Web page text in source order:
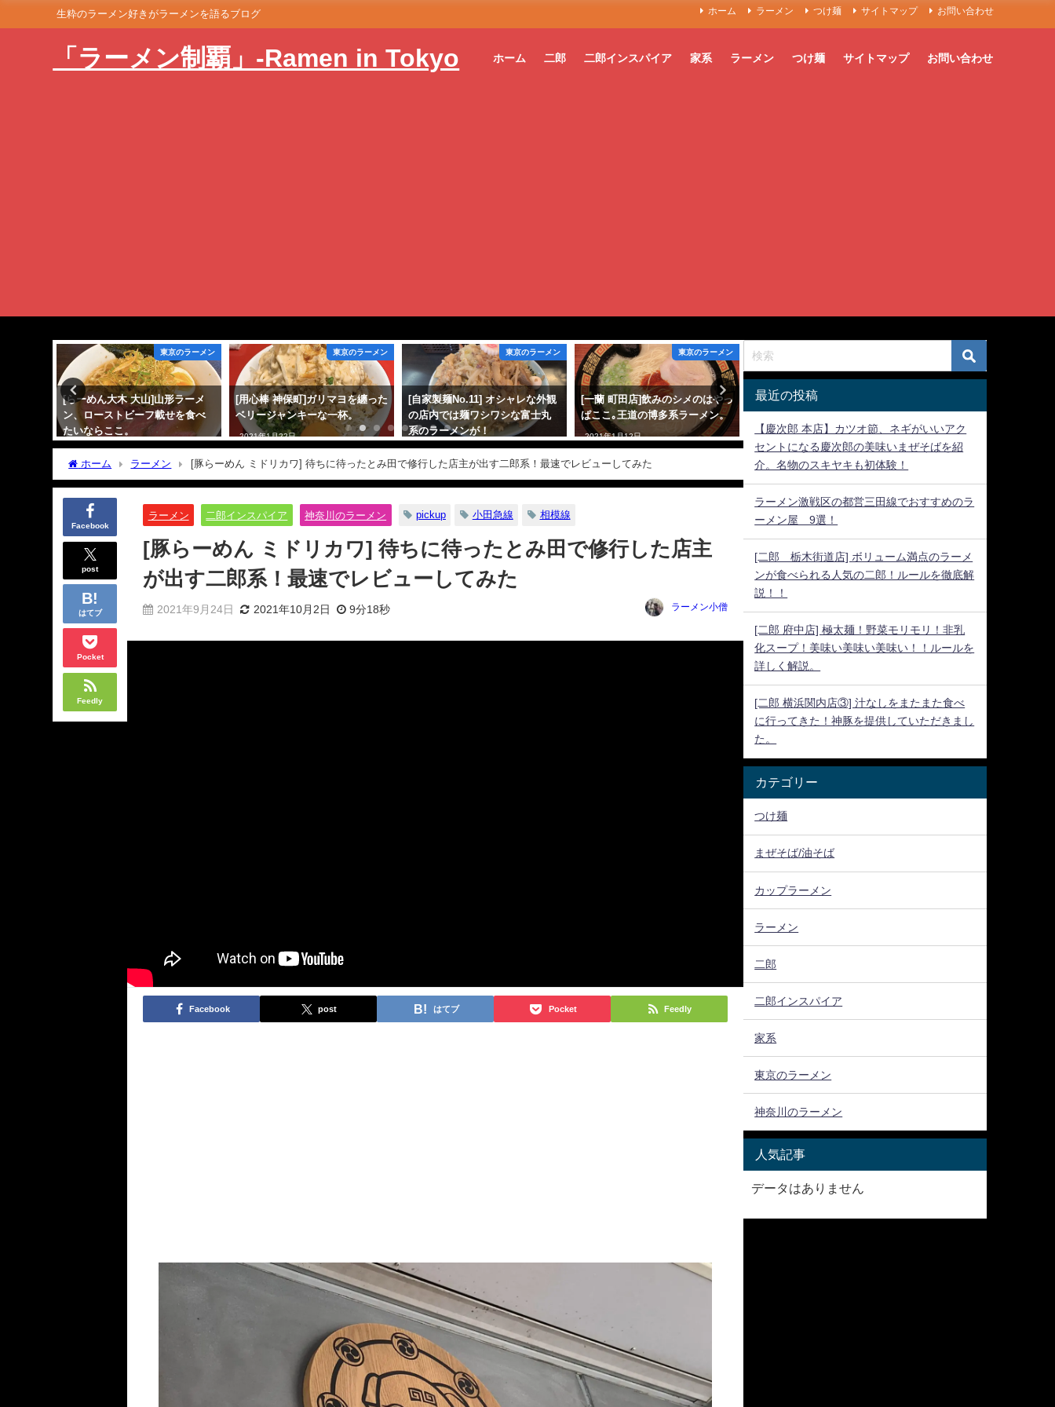
生粋のラーメン好きがラーメンを語るブログ ホーム ラーメン つけ麺 サイトマップ お問い合わせ
「ラーメン制覇」-Ramen in Tokyo ホーム 二郎 二郎インスパイア 家系 ラーメン つけ麺 サイトマップ お問い合わせ
東京のラーメン
[らーめん大木 大山]山形ラーメ
ン、ローストビーフ載せを食べ
たいならここ。
東京のラーメン
[用心棒 神保町]ガリマヨを纏った
ベリージャンキーな一杯。
2021年1月22日
東京のラーメン
[自家製麺No.11] オシャレな外観
の店内では麺ワシワシな富士丸
系のラーメンが！
東京のラーメン
[一蘭 町田店]飲みのシメのはやっ
ぱここ｡王道の博多系ラーメン。
2021年1月12日
[らーめんきじとら 淵野辺]きし
めんのような麺の二郎インスパ
イア系。
2021年1月11日
麺、微乳化の旨いスープ。[
川二郎制覇]
2021年1月9日
ホーム ラーメン [豚らーめん ミドリカワ] 待ちに待ったとみ田で修行した店主が出す二郎系！最速でレビューしてみた
Facebook
post
はてブ
Pocket
Feedly
ラーメン 二郎インスパイア 神奈川のラーメン pickup 小田急線 相模線
[豚らーめん ミドリカワ] 待ちに待ったとみ田で修行した店主
が出す二郎系！最速でレビューしてみた
2021年9月24日 2021年10月2日 9分18秒 ラーメン小僧
Facebook post はてブ Pocket Feedly
最近の投稿
【慶次郎 本店】カツオ節、ネギがいいアク
セントになる慶次郎の美味いまぜそばを紹
介。名物のスキヤキも初体験！
ラーメン激戦区の都営三田線でおすすめのラ
ーメン屋 9選！
[二郎 栃木街道店] ボリューム満点のラーメ
ンが食べられる人気の二郎！ルールを徹底解
説！！
[二郎 府中店] 極太麺！野菜モリモリ！非乳
化スープ！美味い美味い美味い！！ルールを
詳しく解説。
[二郎 横浜関内店③] 汁なしをまたまた食べ
に行ってきた！神豚を提供していただきまし
た。
カテゴリー
つけ麺
まぜそば/油そば
カップラーメン
ラーメン
二郎
二郎インスパイア
家系
東京のラーメン
神奈川のラーメン
人気記事
データはありません